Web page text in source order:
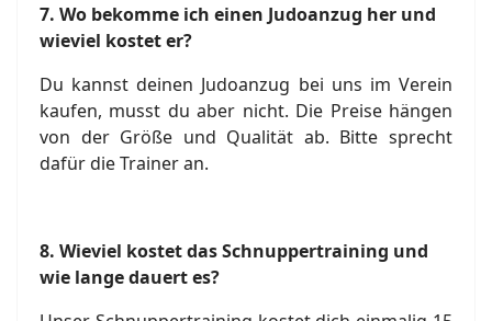
7. Wo bekomme ich einen Judoanzug her und
wieviel kostet er?
Du kannst deinen Judoanzug bei uns im Verein
kaufen, musst du aber nicht. Die Preise hängen
von der Größe und Qualität ab. Bitte sprecht
dafür die Trainer an.
8. Wieviel kostet das Schnuppertraining und
wie lange dauert es?